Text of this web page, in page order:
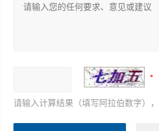
请输入计算结果（填写阿拉伯数字）